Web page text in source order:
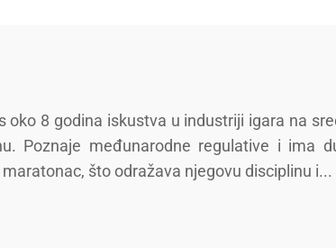
8 godina iskustva u industriji igara na
Poznaje međunarodne regulative i ima
što odražava njegovu disciplinu i...